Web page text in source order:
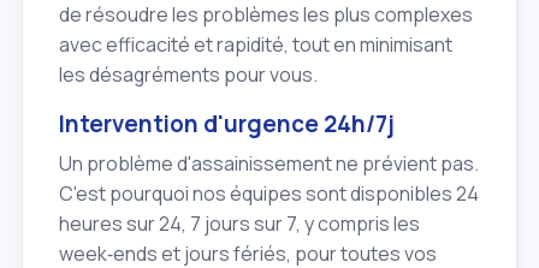
de résoudre les problèmes les plus complexes
avec efficacité et rapidité, tout en minimisant
les désagréments pour vous.
Intervention d'urgence 24h/7j
Un problème d'assainissement ne prévient pas.
C'est pourquoi nos équipes sont disponibles 24
heures sur 24, 7 jours sur 7, y compris les
week‑ends et jours fériés, pour toutes vos